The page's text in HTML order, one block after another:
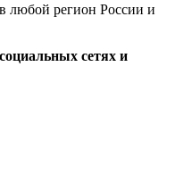
любой регион России и
сетях и